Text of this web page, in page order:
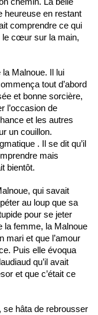
heureuse en restant
comprendre ce qui
le cœur sur la main,
Malnoue. Il lui
tout d’abord
et bonne sorcière,
l’occasion de
et les autres
un couillon.
. Il se dit qu’il
mais
bientôt.
qui savait
au loup que sa
pour se jeter
la femme, la Malnoue
mari et que l’amour
Puis elle évoqua
qu’il avait
et que c’était ce
se hâta de rebrousser